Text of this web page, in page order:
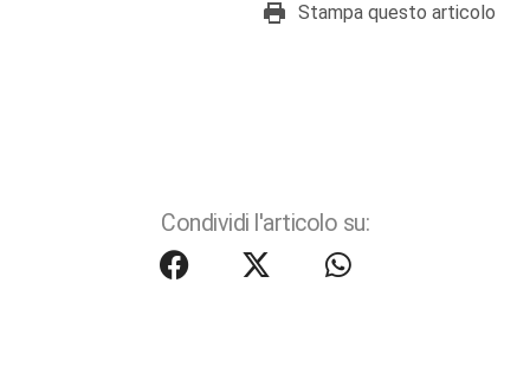
Stampa questo articolo
Condividi l'articolo su: